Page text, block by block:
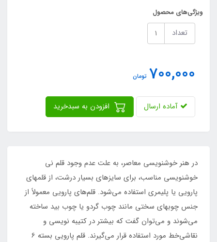
ویژگی‌های محصول
تعداد
700,000 تومان
آماده ارسال
در هنر خوشنویسی معاصر، به علت عدم وجود قلم نی
خوشنویسی مناسب، برای سایزهای بسیار درشت، از قلمهای
پارویی یا پلیمری استفاده می‌شود. قلم‌های پارویی معمولاً از
جنس چوبهای سختی مانند چوب گردو یا چوب بید ساخته
می‌شوند و می‌توان گفت که بیشتر در کتیبه نویسی و
نقاشی‌خط مورد استفاده قرار می‌گیرند. قلم پارویی بسته 6